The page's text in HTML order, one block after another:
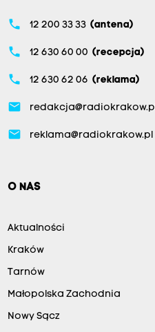
phone 12 200 33 33 (antena)
phone 12 630 60 00 (recepcja)
phone 12 630 62 06 (reklama)
email redakcja@radiokrakow.pl
email reklama@radiokrakow.pl
O NAS
Aktualności
Kraków
Tarnów
Małopolska Zachodnia
Nowy Sącz